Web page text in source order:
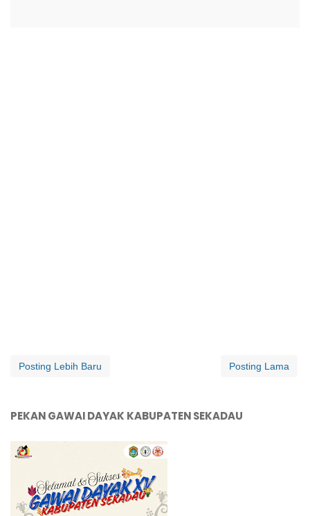
Posting Lebih Baru Posting Lama
PEKAN GAWAI DAYAK KABUPATEN SEKADAU